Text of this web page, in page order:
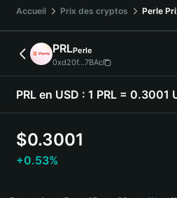
Français
Deutsch
简体中文
繁體中文
Português (Portugal)
Bahasa Indonesia
ภาษาไทย
Español
Español (Argentina)
Accueil Prix des cryptos Perle
PRLPerle
0xd20f...7BAc
PRL en USD : 1 PRL = 0.3001
$0.3001
+0.53%